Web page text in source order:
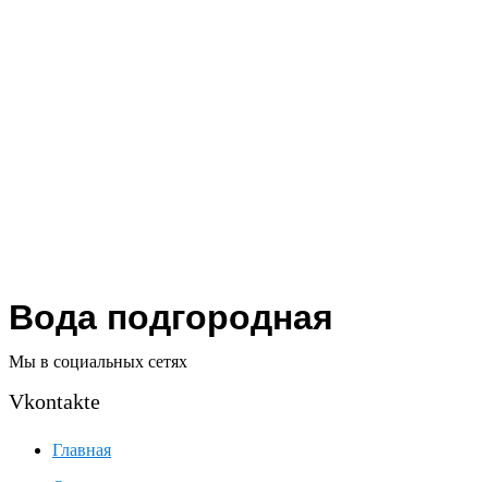
Вода подгородная
Мы в социальных сетях
Vkontakte
Главная